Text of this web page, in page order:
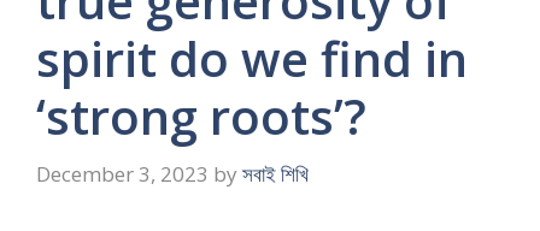
spirit do we find in
‘strong roots’?
December 3, 2023 by সবাই শিখি